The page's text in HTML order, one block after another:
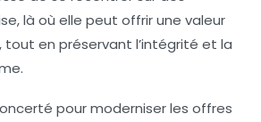
là où elle peut offrir une valeur
en préservant l’intégrité et la
pour moderniser les offres